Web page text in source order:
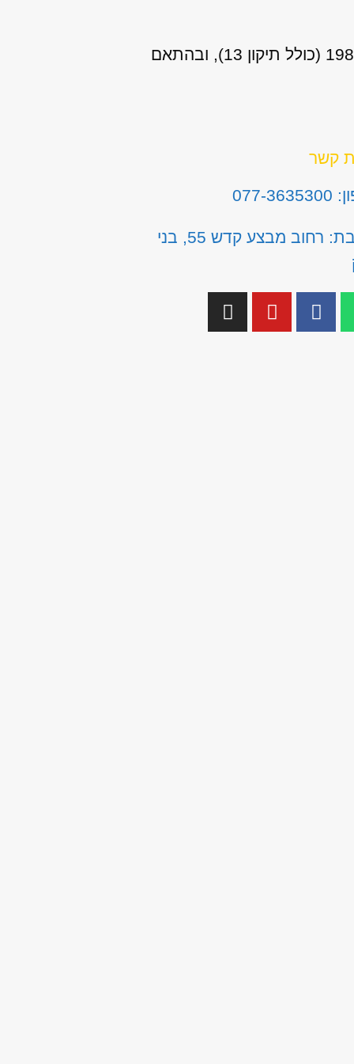
אני מאשר/ת כי ידוע לי שהפרטים שמסרתי יישמרו ויעובדו בהתאם לחוק הגנת הפרטיות, התשמ"א–1981 (כולל תיקון 13), ובהתאם
קשר
כתובת: רחוב מבצע קדש 55, בני